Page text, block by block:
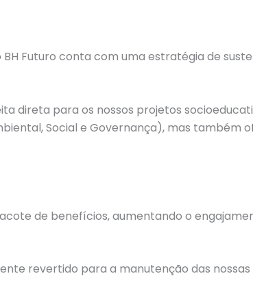
Futuro conta com uma estratégia de
direta para os nossos projetos
Social e Governança), mas também
de benefícios, aumentando o
revertido para a manutenção das nossas